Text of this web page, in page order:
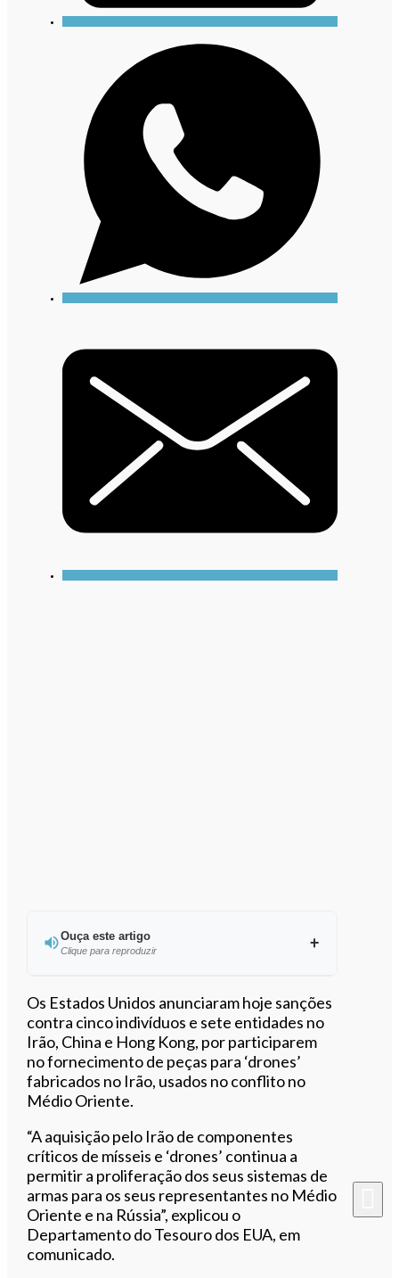
Ouça este artigo
Clique para reproduzir
Ouvir este artigo
Os Estados Unidos anunciaram hoje sanções
contra cinco indivíduos e sete entidades no
Irão, China e Hong Kong, por participarem
no fornecimento de peças para ‘drones’
fabricados no Irão, usados no conflito no
Médio Oriente.
“A aquisição pelo Irão de componentes
críticos de mísseis e ‘drones’ continua a
permitir a proliferação dos seus sistemas de
armas para os seus representantes no Médio
Oriente e na Rússia”, explicou o
Departamento do Tesouro dos EUA, em
comunicado.